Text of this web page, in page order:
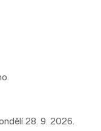
28. 9. 2026.